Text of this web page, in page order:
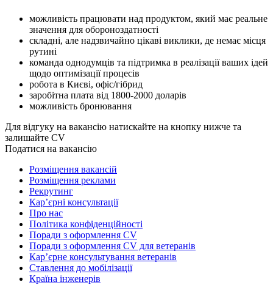
можливість працювати над продуктом, який має реальне
значення для обороноздатності
складні, але надзвичайно цікаві виклики, де немає місця
рутині
⁠команда однодумців та підтримка в реалізації ваших ідей
щодо оптимізації процесів
робота в Києві, офіс/гібрид
⁠заробітна плата від 1800-2000 доларів
можливість бронювання
Для відгуку на вакансію натискайте на кнопку нижче та
залишайте CV
Податися на вакансію
Розміщення вакансій
Розміщення реклами
Рекрутинг
Карʼєрні консультації
Про нас
Політика конфіденційності
Поради з оформлення CV
Поради з оформлення CV для ветеранів
Карʼєрне консультування ветеранів
Ставлення до мобілізації
Країна інженерів